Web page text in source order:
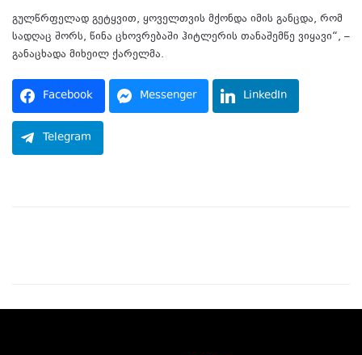
გულწრფელად გეტყვით, ყოველთვის მქონდა იმის განცდა, რომ
სადღაც შორს, წინა ცხოვრებაში ჰიტლერის თანაშემწე ვიყავი“, –
განაცხადა მიხეილ ქარელმა.
Facebook Messenger LinkedIn
Telegram